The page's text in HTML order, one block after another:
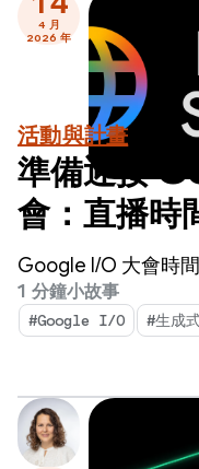
4 月
2026 年
活動與計畫
準備迎接
會：直播時
Google I/O 大會時間
1 分鐘小故事
#Google I/O #生成